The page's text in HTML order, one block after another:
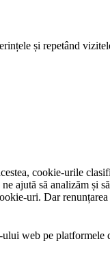
și repetând
cookie-urile
ajută să analizăm și
uri. Dar
web pe platformele